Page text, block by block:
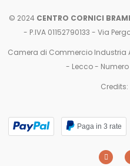
© 2024 CENTRO CORNICI
- P.IVA 01152790133 - Via
Camera di Commercio
- Lecco - Numero
Credits:
Paga in 3 rate